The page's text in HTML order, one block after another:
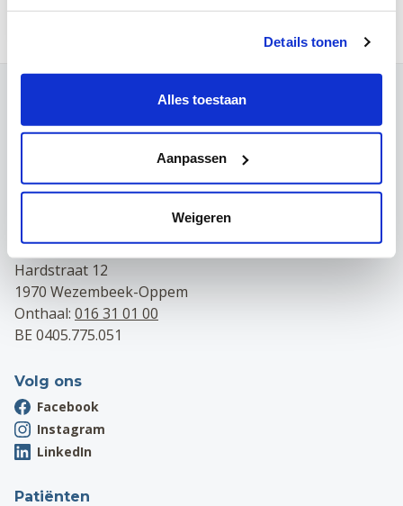
Details tonen
Alles toestaan
Aanpassen
Weigeren
Campus Leuven
Maria Theresiastraat 63 A
Onthaal:016 31 01 00
Campus Wezembeek-Oppem
Hardstraat 12
1970 Wezembeek-Oppem
Onthaal: 016 31 01 00
BE 0405.775.051
Volg ons
Facebook
Instagram
LinkedIn
Patiënten